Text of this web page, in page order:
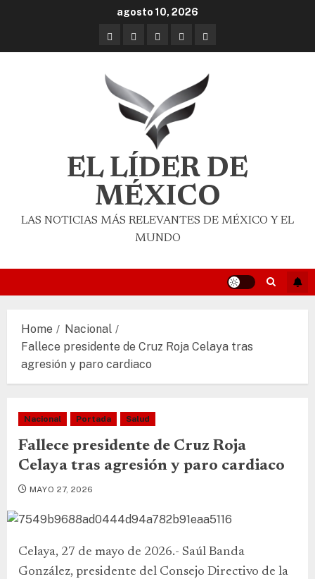
agosto 10, 2026
EL LÍDER DE
MÉXICO
LAS NOTICIAS MÁS RELEVANTES DE MÉXICO Y EL
MUNDO
Home
Nacional
Fallece presidente de Cruz Roja Celaya tras
agresión y paro cardiaco
Nacional Portada Salud
Fallece presidente de Cruz Roja
Celaya tras agresión y paro cardiaco
MAYO 27, 2026
Celaya, 27 de mayo de 2026.- Saúl Banda
González, presidente del Consejo Directivo de la